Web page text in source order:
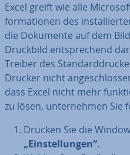
Excel greift wie alle
for­ma­tio­nen des
die Dokumente auf dem
Druckbild ent­spre­chend
Treiber des
Drucker nicht
dass Excel nicht mehr
zu lösen, un­ter­neh­men Sie
Drücken Sie die
„Ein­stel­lun­gen“.